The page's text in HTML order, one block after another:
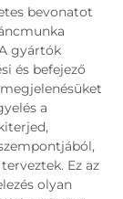
bevonatot
gyártók
és befejező
a
Ez az
olyan